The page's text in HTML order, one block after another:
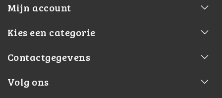
Mijn account
Kies een categorie
Contactgegevens
Volg ons